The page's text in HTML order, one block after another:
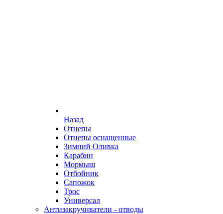
Назад
Отцепы
Отцепы оснащенные
Зимний Оливка
Карабин
Мормыш
Отбойник
Сапожок
Трос
Универсал
Антизакручиватели - отводы